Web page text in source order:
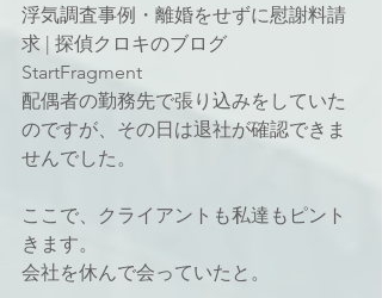
浮気調査事例・離婚をせずに慰謝料請
求 | 探偵クロキのブログ
StartFragment
配偶者の勤務先で張り込みをしていた
のですが、その日は退社が確認できま
せんでした。
ここで、クライアントも私達もピント
きます。
会社を休んで会っていたと。